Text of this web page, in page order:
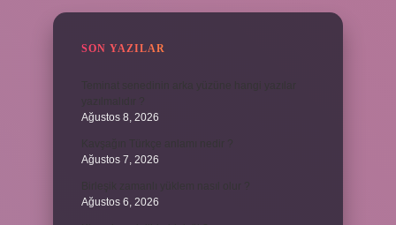
SON YAZILAR
Ağustos 8, 2026
Ağustos 7, 2026
Ağustos 6, 2026